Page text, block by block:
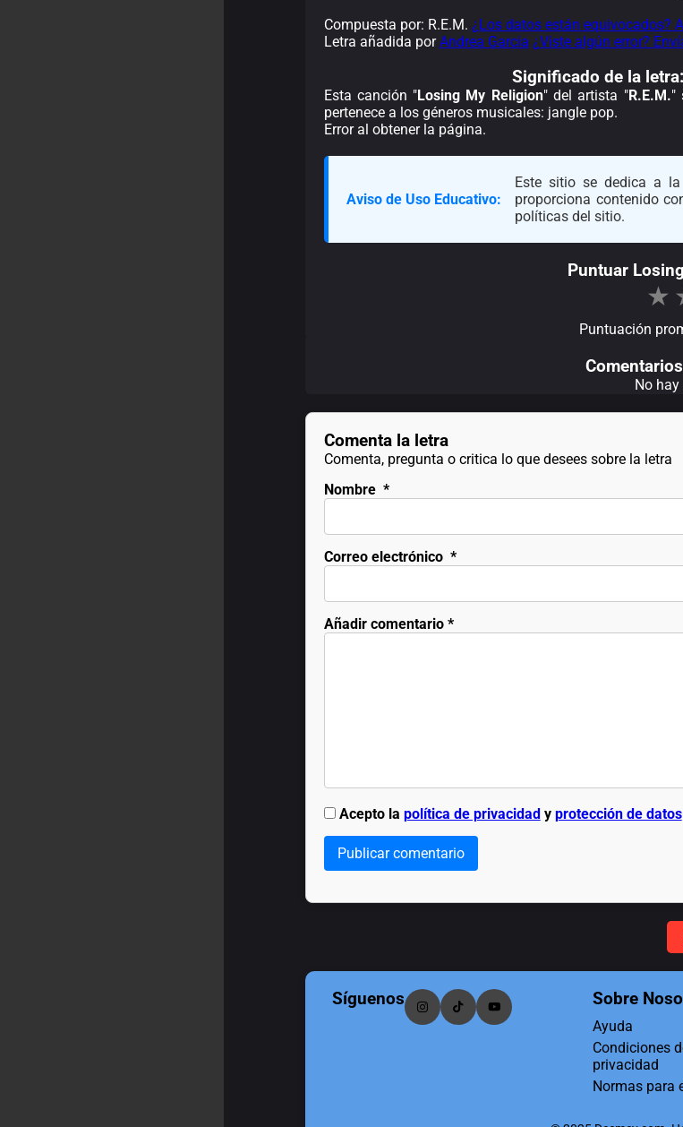
Compuesta por: R.E.M. ¿Los datos están equivocados?
Letra añadida porAndrea Garcia ¿Viste algún error?
Significado de la
Esta canción "Losing My Religion" del artista "R.E.M."
pertenece a los géneros musicales: jangle pop.
Error al obtener la página.
Aviso de Uso Educativo:
Este sitio se dedica a
proporciona contenido
políticas del sitio.
Puntuar
★
Puntuación
No
Comenta la letra
Comenta, pregunta o critica lo que desees sobre la letra
Nombre *
Correo electrónico *
Añadir comentario*
Acepto la política de privacidady protección de datos
Publicar comentario
Síguenos Sobre
Ayuda
Condiciones
privacidad
Normas para